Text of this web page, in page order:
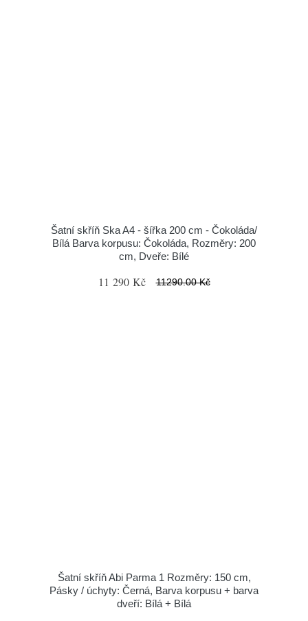
Šatní skříň Ska A4 - šířka 200 cm - Čokoláda/
Bílá Barva korpusu: Čokoláda, Rozměry: 200
cm, Dveře: Bílé
11 290 Kč 11290.00 Kč
Šatní skříň Abi Parma 1 Rozměry: 150 cm,
Pásky / úchyty: Černá, Barva korpusu + barva
dveří: Bílá + Bílá